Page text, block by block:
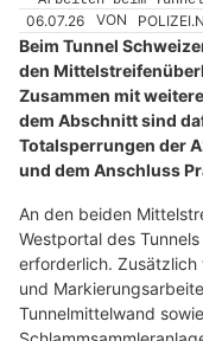
06.07.26 VON
Beim Tunnel
den
Zusammen mit
dem Abschnitt sind
Totalsperrungen der
und dem Anschluss
An den beiden
Westportal des
erforderlich.
und
Tunnelmittelwand